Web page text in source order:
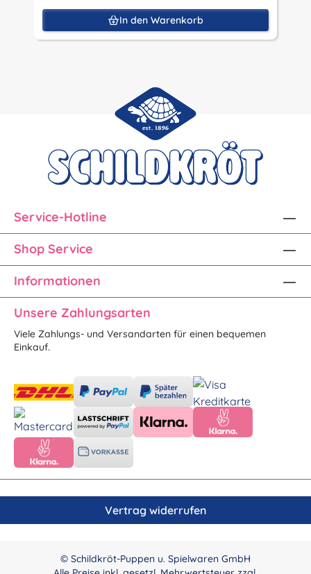
In den Warenkorb
Service-Hotline
Shop Service
Informationen
Unsere Zahlungsarten
Viele Zahlungs- und Versandarten für einen bequemen
Einkauf.
Vertrag widerrufen
© Schildkröt-Puppen u. Spielwaren GmbH